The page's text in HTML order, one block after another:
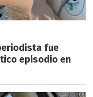
fue
episodio en